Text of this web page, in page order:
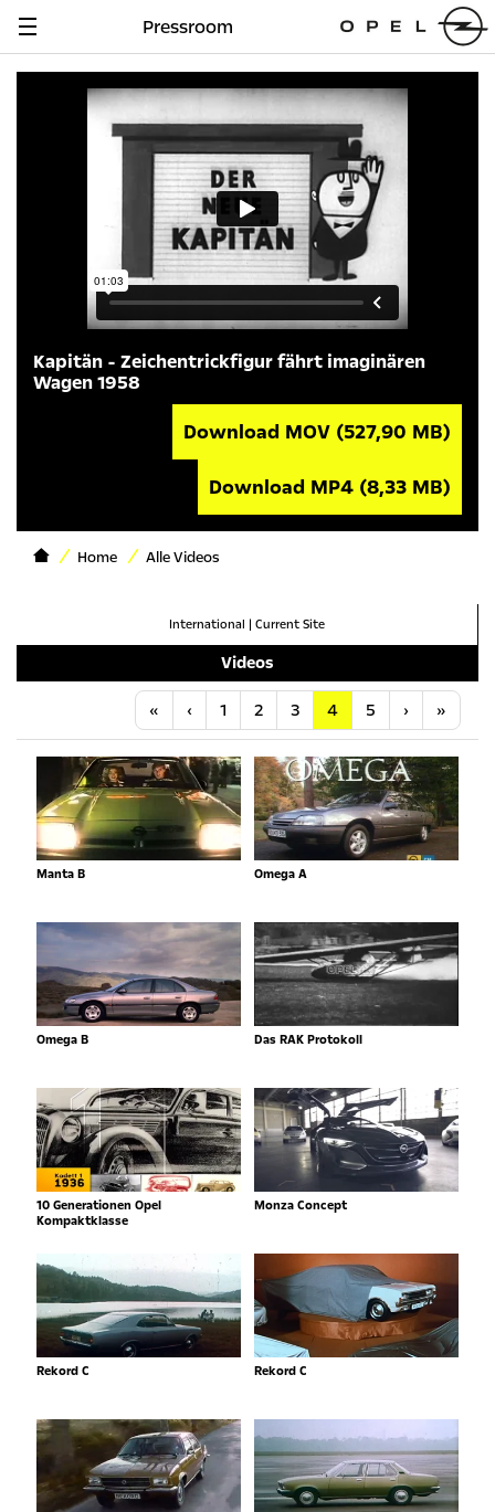
Navigation
Pressroom
Kapitän - Zeichentrickfigur fährt imaginären
Wagen 1958
Download MOV (527,90 MB)
Download MP4 (8,33 MB)
Home Alle Videos
International | Current Site
Videos
« Anfang
‹ Vorherige
1 2 3 4 5 ›Nächste
»
Manta B Omega A
Omega B Das RAK Protokoll
10 Generationen Opel
Kompaktklasse
Monza Concept
Rekord C Rekord C